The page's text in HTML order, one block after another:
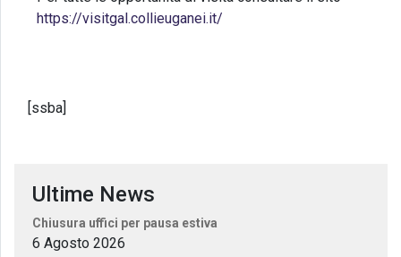
https://visitgal.collieuganei.it/
[ssba]
Ultime News
Chiusura uffici per pausa estiva
6 Agosto 2026